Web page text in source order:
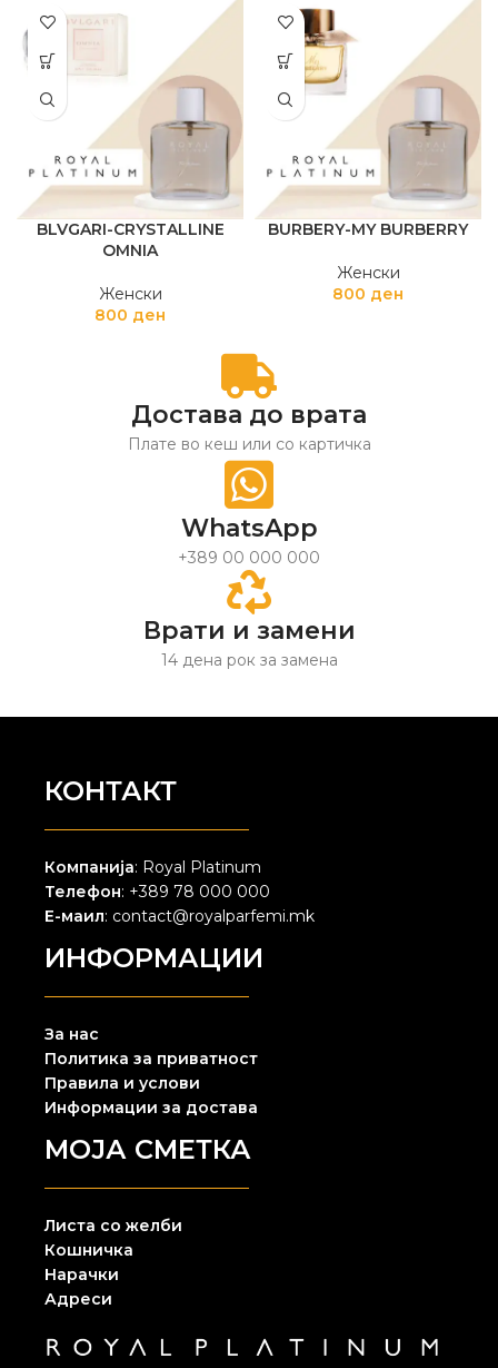
BLVGARI-CRYSTALLINE
OMNIA
Женски
800 ден
BURBERY-MY BURBERRY
Женски
800 ден
Достава до врата
Плате во кеш или со картичка
WhatsApp
+389 00 000 000
Врати и замени
14 дена рок за замена
КОНТАКТ
Компанија: Royal Platinum
Телефон: +389 78 000 000
Е-маил: contact@royalparfemi.mk
ИНФОРМАЦИИ
За нас
Политика за приватност
Правила и услови
Информации за достава
МОЈА СМЕТКА
Листа со желби
Кошничка
Нарачки
Адреси